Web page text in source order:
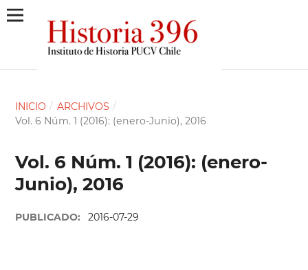
INICIO / ARCHIVOS /
Vol. 6 Núm. 1 (2016): (enero-Junio), 2016
Vol. 6 Núm. 1 (2016): (enero-
Junio), 2016
PUBLICADO: 2016-07-29